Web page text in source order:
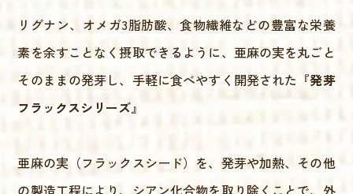
リグナン、オメガ3脂肪酸、食物繊維などの豊富な栄養
素を余すことなく摂取できるように、亜麻の実を丸ごと
そのままの発芽し、手軽に食べやすく開発された『発芽
フラックスシリーズ』
亜麻の実（フラックスシード）を、発芽や加熱、その他